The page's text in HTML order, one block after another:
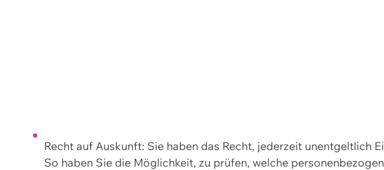
Recht auf Auskunft: Sie haben das Recht, jederzeit unentgeltlich
So haben Sie die Möglichkeit, zu prüfen, welche